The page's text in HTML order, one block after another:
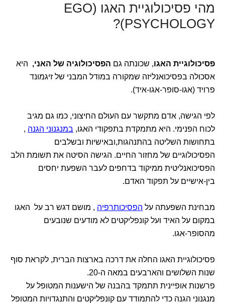
מהי פסיכולוגיית האגו (EGO
PSYCHOLOGY)?
פסיכולוגיית האגו, שכונתה גם הפסיכולוגיה של האני, היא
אסכולה בפסיכואנליזה שמקורה במודל המבני של זיגמונד
פרויד (אגו-סופר-אגו-איד).
לפי הגישה, אדם מתקשר עם העולם החיצוני, כמו גם מגיב
לכוח הפנימי. היא מתמקדת בתפקודי האגו, במנגנוני הגנה ,
בתחושות השליטה בהתנהגות,ובאישיות ובשלבים
הפסיכולוגיים של מחזור החיים. הגישה הסיטה את תשומת הלב
הפסיכואנליטית ממיקוד בדחפים לעבר השפעת יחסים
בין-אישיים על תפקוד האדם.
מבחינת השפעתה על הפסיכותרפיה , מושם דגש רב על האגו
במקום על האיד ועל קונפליקטים לא מודעים שנובעים
מהסופר-אגו.
פסיכולוגיית האגו החלה את דרכה בארצות הברית, לקראת סוף
שנות השלושים והארבעים במאה ה-20.
פרשנות אופיינית תתמקד בהבנה של הישענות המטופל על
מנגנוני הגנה כדי להתמודד עם קונפליקטים והתנגדויות המטופל